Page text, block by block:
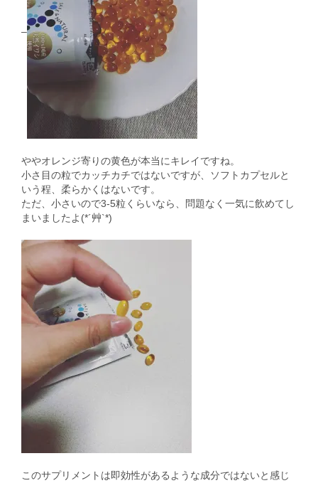
–
ややオレンジ寄りの黄色が本当にキレイですね。
小さ目の粒でカッチカチではないですが、ソフトカプセルと
いう程、柔らかくはないです。
ただ、小さいので3-5粒くらいなら、問題なく一気に飲めてし
まいましたよ(*´艸`*)
このサプリメントは即効性があるような成分ではないと感じ